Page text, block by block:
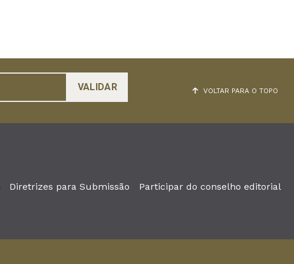
VOLTAR PARA O TOPO
Diretrizes para Submissão Participar do conselho editorial